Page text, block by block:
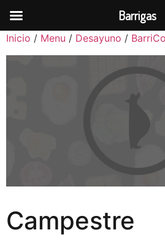
Inicio / Menu / Desayuno /
Campestre
Barrigas